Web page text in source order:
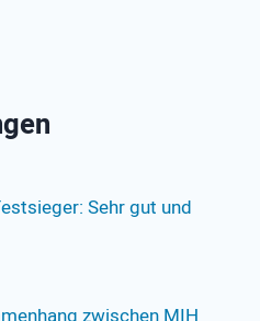
Sehr gut und
zwischen MIH